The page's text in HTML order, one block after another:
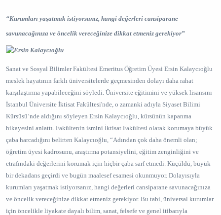
“Kurumları yaşatmak istiyorsanız, hangi değerleri cansiparane
savunacağınıza ve öncelik vereceğinize dikkat etmeniz gerekiyor”
Sanat ve Sosyal Bilimler Fakültesi Emeritus Öğretim Üyesi Ersin Kalaycıoğlu
meslek hayatının farklı üniversitelerde geçmesinden dolayı daha rahat
karşılaştırma yapabileceğini söyledi. Üniversite eğitimini ve yüksek lisansını
İstanbul Üniversite İktisat Fakültesi'nde, o zamanki adıyla Siyaset Bilimi
Kürsüsü’nde aldığını söyleyen Ersin Kalaycıoğlu, kürsünün kapanma
hikayesini anlattı. Fakültenin ismini İktisat Fakültesi olarak korumaya büyük
çaba harcadığını belirten Kalaycıoğlu, “Adından çok daha önemli olan;
öğretim üyesi kadrosunu, araştırma potansiyelini, eğitim zenginliğini ve
etrafındaki değerlerini korumak için hiçbir çaba sarf etmedi. Küçüldü, büyük
bir dekadans geçirdi ve bugün maalesef esamesi okunmuyor. Dolayısıyla
kurumları yaşatmak istiyorsanız, hangi değerleri cansiparane savunacağınıza
ve öncelik vereceğinize dikkat etmeniz gerekiyor. Bu tabi, üniversal kurumlar
için öncelikle liyakate dayalı bilim, sanat, felsefe ve genel itibarıyla